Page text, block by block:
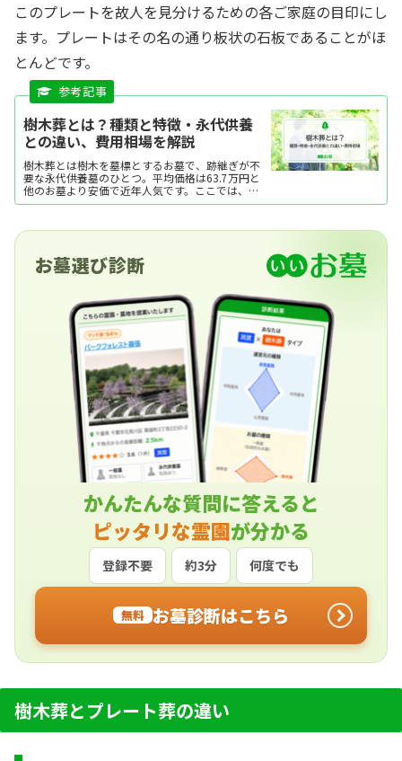
このプレートを故人を見分けるための各ご家庭の目印にし
ます。プレートはその名の通り板状の石板であることがほ
とんどです。
樹木葬とは？種類と特徴・永代供養
との違い、費用相場を解説
樹木葬とは樹木を墓標とするお墓で、跡継ぎが不
要な永代供養墓のひとつ。平均価格は63.7万円と
他のお墓より安価で近年人気です。ここでは、樹
木葬の特徴や他のお墓との違い、費用相場などを
お墓選び診断
かんたんな質問に答えると
ピッタリな霊園が分かる
登録不要 約3分 何度でも
無料 お墓診断はこちら
樹木葬とプレート葬の違い